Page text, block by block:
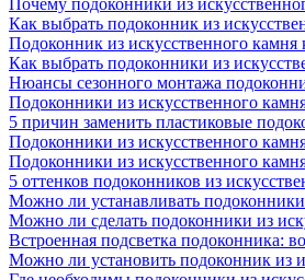
Почему подоконники из
Как выбрать подоконник из
Подоконник из искусственного камня
Как выбрать подоконники из
Нюансы сезонного монтажа
Подоконники из искусственного
5 причин заменить пластиковые
Подоконники из искусственного
Подоконники из искусственного
5 оттенков подоконников из
Можно ли устанавливать
Можно ли сделать подоконники из
Встроенная подсветка подоконника:
Можно ли установить подоконник из